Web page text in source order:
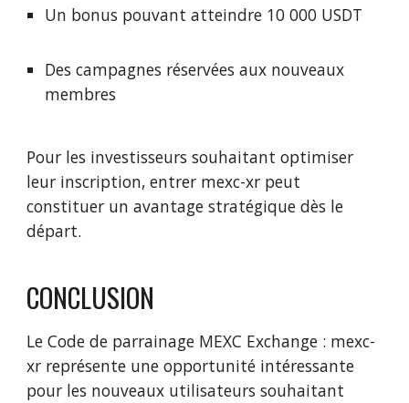
Un bonus pouvant atteindre 10 000 USDT
Des campagnes réservées aux nouveaux
membres
Pour les investisseurs souhaitant optimiser
leur inscription, entrer mexc-xr peut
constituer un avantage stratégique dès le
départ.
CONCLUSION
Le Code de parrainage MEXC Exchange : mexc-
xr représente une opportunité intéressante
pour les nouveaux utilisateurs souhaitant